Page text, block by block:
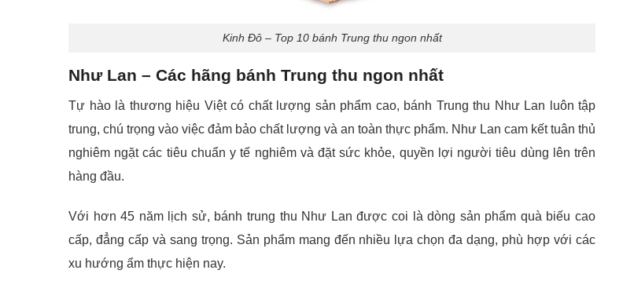
Kinh Đô – Top 10 bánh Trung thu ngon nhất
Như Lan – Các hãng bánh Trung thu ngon nhất
Tự hào là thương hiệu Việt có chất lượng sản phẩm cao, bánh Trung thu Như Lan luôn tập
trung, chú trọng vào việc đảm bảo chất lượng và an toàn thực phẩm. Như Lan cam kết tuân thủ
nghiêm ngặt các tiêu chuẩn y tế nghiêm và đặt sức khỏe, quyền lợi người tiêu dùng lên trên
hàng đầu.
Với hơn 45 năm lịch sử, bánh trung thu Như Lan được coi là dòng sản phẩm quà biếu cao
cấp, đẳng cấp và sang trọng. Sản phẩm mang đến nhiều lựa chọn đa dạng, phù hợp với các
xu hướng ẩm thực hiện nay.